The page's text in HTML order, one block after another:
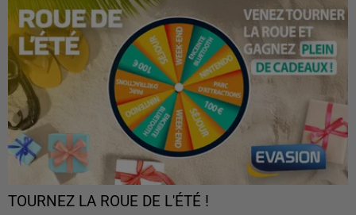
TOURNEZ LA ROUE DE L'ÉTÉ !